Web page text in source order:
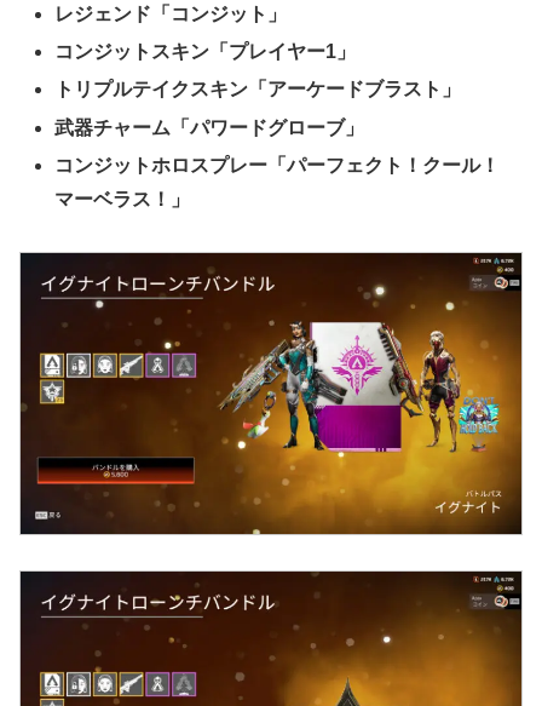
レジェンド「コンジット」
コンジットスキン「プレイヤー1」
トリプルテイクスキン「アーケードブラスト」
武器チャーム「パワードグローブ」
コンジットホロスプレー「パーフェクト！クール！
マーベラス！」